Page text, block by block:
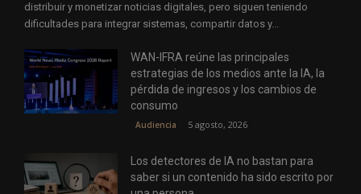
distribuir y monetizar noticias digitales, pero siguen teniendo
dificultades para integrar sistemas, compartir datos y...
WAN-IFRA reúne las principales
estrategias de los medios ante la IA, la
pérdida de ingresos y los cambios de
consumo
Audiencia 5 agosto, 2026
Los detectores de IA no bastan para
saber si un contenido ha sido escrito por